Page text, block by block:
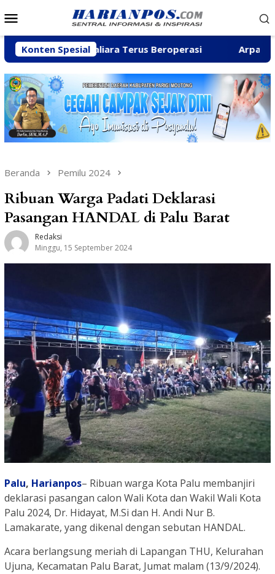
ke
Mobile
Konten Spesial
Baliara Terus Beroperasi Arpan Sahar
Beranda Pemilu 2024
Ribuan Warga Padati Deklarasi
Pasangan HANDAL di Palu Barat
Redaksi
Minggu, 15 September 2024
Palu, Harianpos– Ribuan warga Kota Palu membanjiri
deklarasi pasangan calon Wali Kota dan Wakil Wali Kota
Palu 2024, Dr. Hidayat, M.Si dan H. Andi Nur B.
Lamakarate, yang dikenal dengan sebutan HANDAL.
Acara berlangsung meriah di Lapangan THU, Kelurahan
Ujuna, Kecamatan Palu Barat, Jumat malam (13/9/2024).